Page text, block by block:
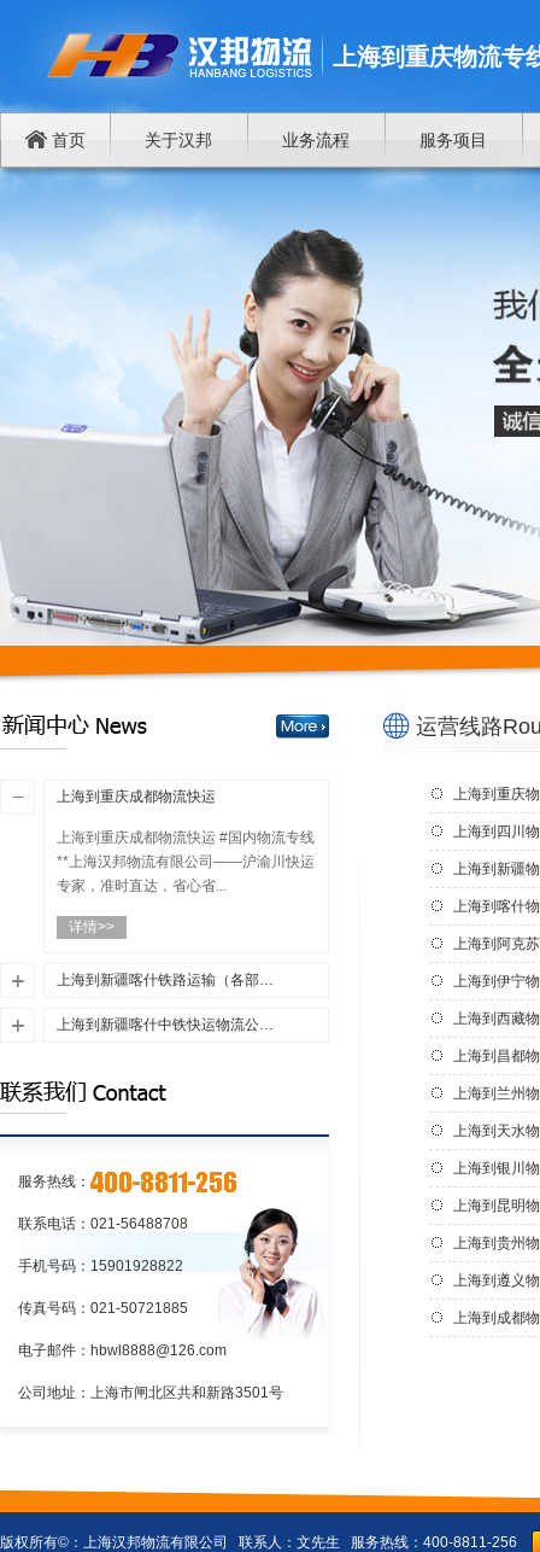
上海到重庆物流专
首页 关于汉邦 业务流程 服务项目
上海到重庆成都物流快运
上海到重庆成都物流快运 #国内物流专线
**上海汉邦物流有限公司——沪渝川快运
专家，准时直达，省心省...
详情>>
上海到新疆喀什铁路运输（各部门积极服务旅客安全有序出行）
优质上海到新疆喀什铁路运输，上海至
务热线400-8811-...
上海到新疆喀什中铁快运物流公司（央行将推出1000亿元再贷款支持交通运输、物流仓储业融资）
海至新疆喀什中铁快运运输公司，一站
式上海到新疆喀什中铁快运物流公司，
24小时服务热线400-8...
服务热线：
联系电话：021-56488708
手机号码：15901928822
传真号码：021-50721885
电子邮件：hbwl8888@126.com
公司地址：上海市闸北区共和新路3501号
运营线路
上海到重庆
上海到四川
上海到新疆
上海到喀什
上海到阿克
上海到伊宁
上海到西藏
上海到昌都
上海到兰州
上海到天水
上海到银川
上海到昆明
上海到贵州
上海到遵义
上海到成都
版权所有©： 上海汉邦物流有限公司 联系人：文先生 服务热线：400-8811-256